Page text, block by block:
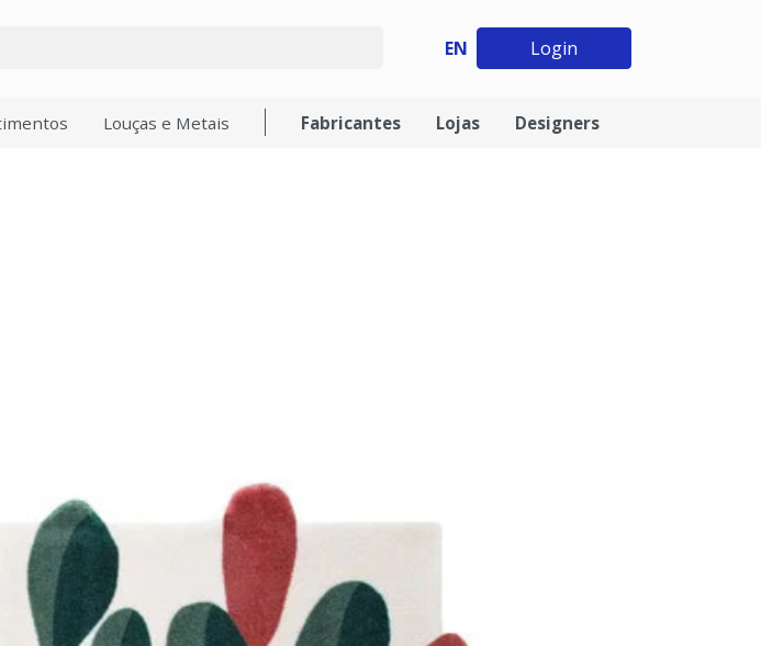
EN Login
Louças e Metais Fabricantes Lojas Designers